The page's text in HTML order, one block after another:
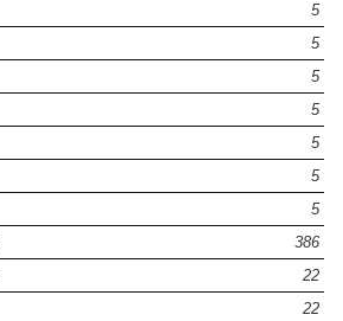
5
5
5
5
5
5
5
386
22
22